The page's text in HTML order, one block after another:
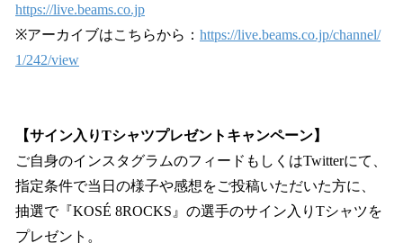
https://live.beams.co.jp
※アーカイブはこちらから： https://live.beams.co.jp/channel/
1/242/view
【サイン入りTシャツプレゼントキャンペーン】
ご自身のインスタグラムのフィードもしくはTwitterにて、
指定条件で当日の様子や感想をご投稿いただいた方に、
抽選で『KOSÉ 8ROCKS』の選手のサイン入りTシャツを
プレゼント。